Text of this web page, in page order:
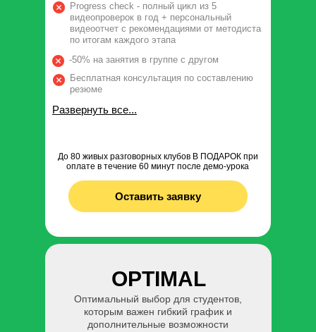
Progress check - полный цикл из 5
видеопроверок в год + персональный
видеоотчет с рекомендациями от методиста
по итогам каждого этапа
Оптимальный выбор для студентов,
которым важен гибкий график и
дополнительные возможности
OPTIMAL
Развернуть все...
Оставить заявку
До 80 живых разговорных клубов В ПОДАРОК при
оплате в течение 60 минут после демо-урока
-50% на занятия в группе с другом
Бесплатная консультация по составлению
резюме